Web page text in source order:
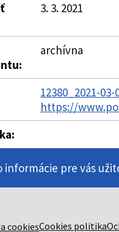
3. 3. 2021
archívna
12380_2021-
https://
informácie pre vás
cookiesCookies politika